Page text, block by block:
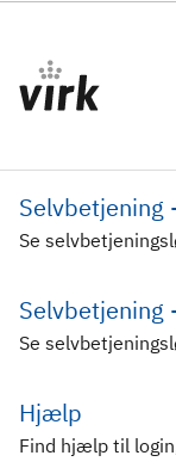
Selvbetjening
Se
Selvbetjening
Se
Hjælp
Find hjælp til